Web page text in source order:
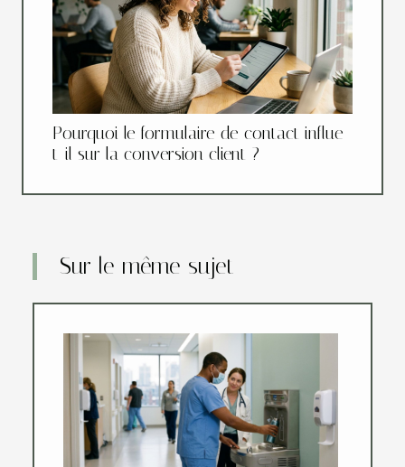
Pourquoi le formulaire de contact influe-
t-il sur la conversion client ?
Sur le même sujet